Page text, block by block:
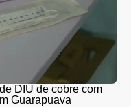
DIU de cobre com
Guarapuava